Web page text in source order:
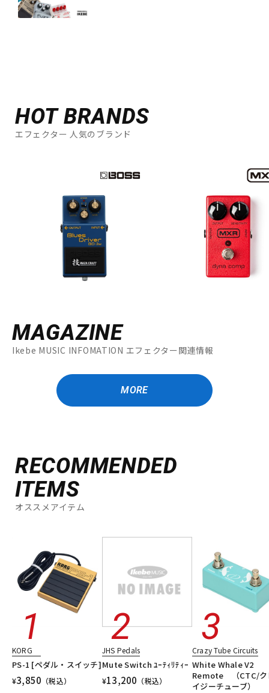
HOT BRANDS
エフェクター 人気のブランド
MAGAZINE
Ikebe MUSIC INFOMATION エフェクター関連情報
MORE
RECOMMENDED
ITEMS
オススメアイテム
KORG
PS-1 [ペダル・スイッチ]
¥3,850 （税込）
JHS Pedals
Mute Switch ﾕｰﾃｨﾘﾃｨｰ
¥13,200 （税込）
Crazy Tube Circuits
White Whale V2
Remote （CTC/ク
イジーチューブ）